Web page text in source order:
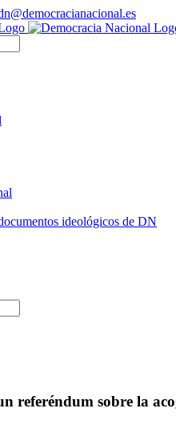
ideológicos de DN
referéndum sobre la